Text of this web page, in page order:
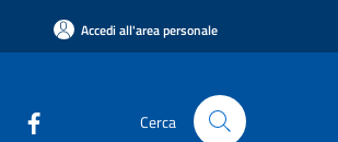
Accedi all'area personale
Cerca